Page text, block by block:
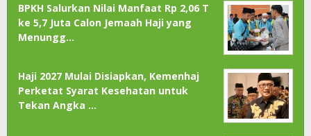
BPKH Salurkan Nilai Manfaat Rp 2,06 T
ke 5,7 Juta Calon Jemaah Haji yang
Menungg…
Haji 2027 Mulai Disiapkan, Kemenhaj
Perketat Syarat Kesehatan untuk
Tekan Angka …